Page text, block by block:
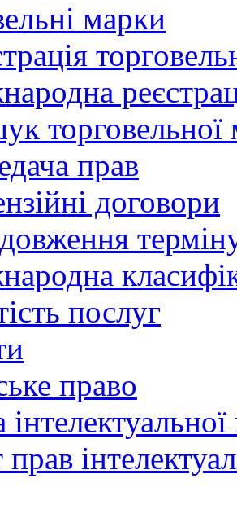
марки
торговельної
прав
договори
послуг
право